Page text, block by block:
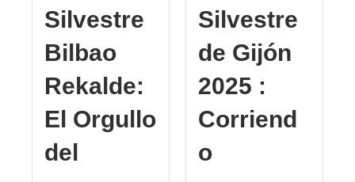
Silvestre
Bilbao
Rekalde:
El Orgullo
del
Silvestre
de Gijón
2025 :
Corriend
o